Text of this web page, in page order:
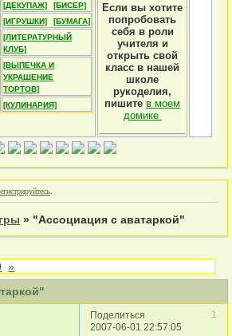
[ДЕКУПАЖ]
[БИСЕР]
[ИГРУШКИ]
[БУМАГА]
[ЛИТЕРАТУРНЫЙ
КЛУБ]
[ВЫПЕЧКА И
УКРАШЕНИЕ
ТОРТОВ]
[КУЛИНАРИЯ]
Если вы хотите
попробовать
себя в роли
учителя и
открыть свой
класс в нашей
школе
рукоделия,
пишите в моем
домике
» "Ассоциация с аватаркой"
»
Поделиться
1
2007-06-01 22:57:05